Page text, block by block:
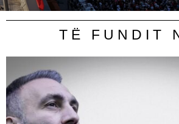
TË FUNDIT